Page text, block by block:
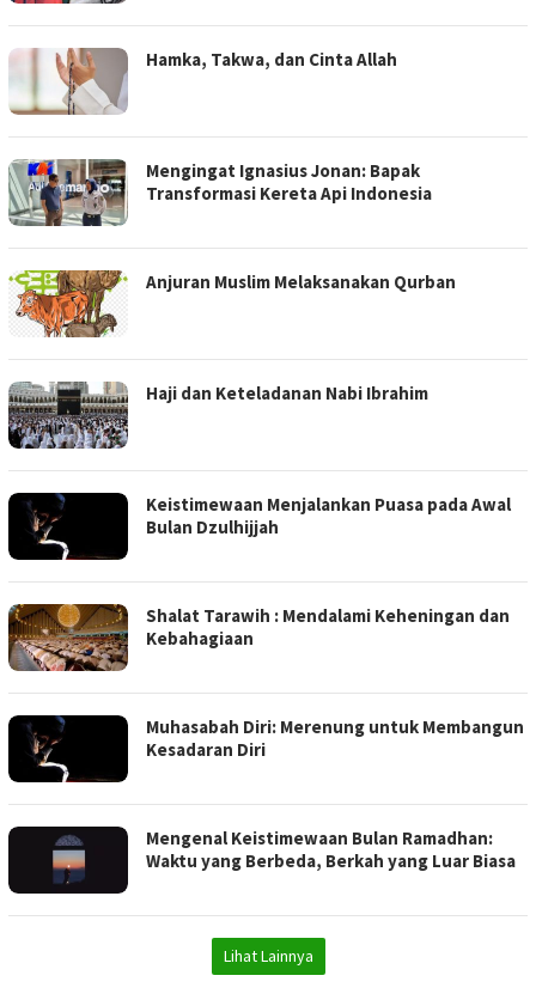
Hamka, Takwa, dan Cinta Allah
Mengingat Ignasius Jonan: Bapak
Transformasi Kereta Api Indonesia
Anjuran Muslim Melaksanakan Qurban
Haji dan Keteladanan Nabi Ibrahim
Keistimewaan Menjalankan Puasa pada Awal
Bulan Dzulhijjah
Shalat Tarawih : Mendalami Keheningan dan
Kebahagiaan
Muhasabah Diri: Merenung untuk Membangun
Kesadaran Diri
Mengenal Keistimewaan Bulan Ramadhan:
Waktu yang Berbeda, Berkah yang Luar Biasa
Lihat Lainnya